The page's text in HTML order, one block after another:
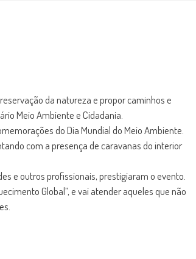
da natureza e propor caminhos e
Meio Ambiente e Cidadania.
do Dia Mundial do Meio Ambiente.
com a presença de caravanas do interior
e outros profissionais, prestigiaram o evento.
Global”, e vai atender aqueles que não